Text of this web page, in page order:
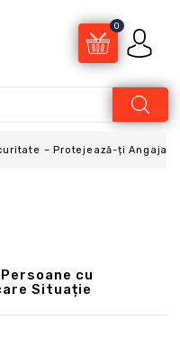
0
– Protejează-ți
cu
Situație